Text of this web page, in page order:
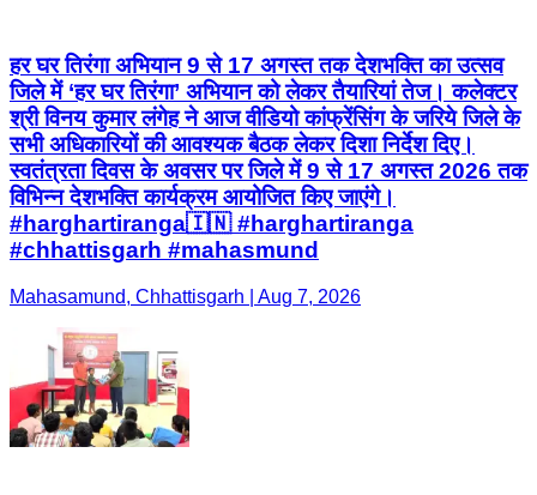
हर घर तिरंगा अभियान 9 से 17 अगस्त तक देशभक्ति का उत्सव
जिले में ‘हर घर तिरंगा’ अभियान को लेकर तैयारियां तेज। कलेक्टर
श्री विनय कुमार लंगेह ने आज वीडियो कांफ्रेंसिंग के जरिये जिले के
सभी अधिकारियों की आवश्यक बैठक लेकर दिशा निर्देश दिए।
स्वतंत्रता दिवस के अवसर पर जिले में 9 से 17 अगस्त 2026 तक
विभिन्न देशभक्ति कार्यक्रम आयोजित किए जाएंगे।
#harghartiranga🇮🇳 #harghartiranga
#chhattisgarh #mahasmund
Mahasamund, Chhattisgarh | Aug 7, 2026